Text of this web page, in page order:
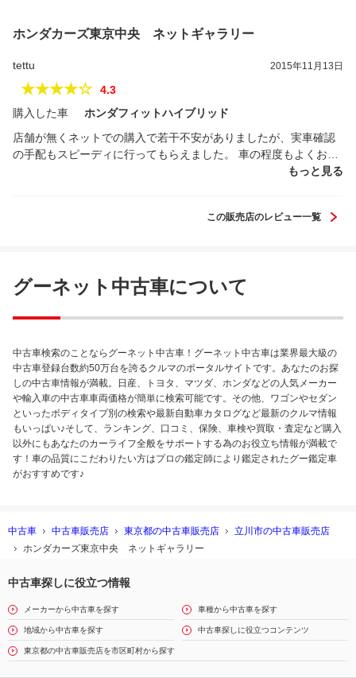
ホンダカーズ東京中央 ネットギャラリー
tettu 2015年11月13日
★★★★☆
4.3
購入した車
ホンダフィットハイブリッド
店舗が無くネットでの購入で若干不安がありましたが、実車確認
の手配もスピーディに行ってもらえました。 車の程度もよくお得
もっと見る
この販売店のレビュー一覧
グーネット中古車について
中古車検索のことならグーネット中古車！グーネット中古車は業界最大級の
中古車登録台数約50万台を誇るクルマのポータルサイトです。あなたのお探
しの中古車情報が満載。日産、トヨタ、マツダ、ホンダなどの人気メーカー
や輸入車の中古車車両価格が簡単に検索可能です。その他、ワゴンやセダン
といったボディタイプ別の検索や最新自動車カタログなど最新のクルマ情報
もいっぱい♪そして、ランキング、口コミ、保険、車検や買取・査定など購入
以外にもあなたのカーライフ全般をサポートする為のお役立ち情報が満載で
す！車の品質にこだわりたい方はプロの鑑定師により鑑定されたグー鑑定車
がおすすめです♪
中古車 中古車販売店 東京都の中古車販売店
立川市の中古車販売店
ホンダカーズ東京中央 ネットギャラリー
中古車探しに役立つ情報
メーカーから中古車を探す 車種から中古車を探す
地域から中古車を探す 中古車探しに役立つコンテンツ
東京都の中古車販売店を市区町村から探す